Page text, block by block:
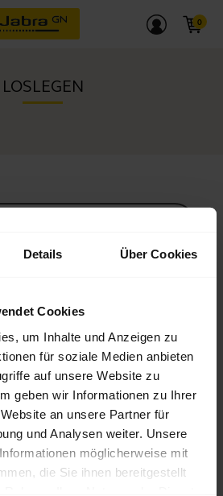
Details Über Cookies
Cookies
um Inhalte und Anzeigen zu
für soziale Medien anbieten
auf unsere Website zu
geben wir Informationen zu Ihrer
an unsere Partner für
und Analysen weiter. Unsere
möglicherweise mit
die Sie ihnen bereitgestellt
LOSLEGEN
zum Bluetooth-Pairing
Fragen (FAQ)